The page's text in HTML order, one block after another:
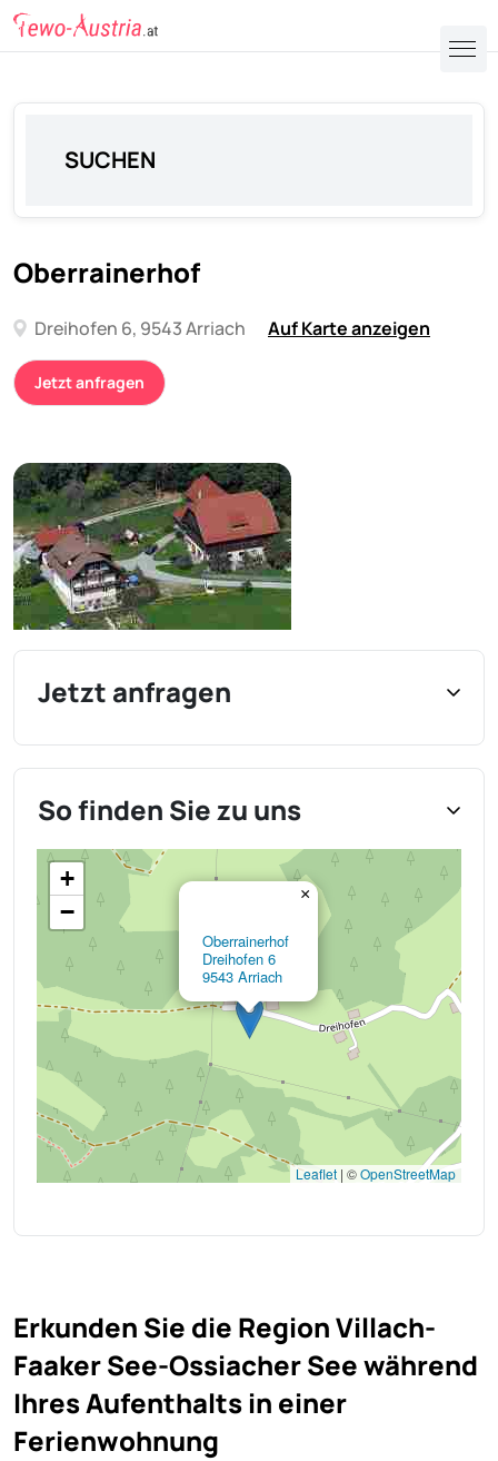
SUCHEN
Oberrainerhof
Dreihofen 6, 9543 Arriach Auf Karte anzeigen
Jetzt anfragen
Jetzt anfragen
So finden Sie zu uns
Oberrainerhof
Dreihofen 6
9543 Arriach
×
+
−
Leaflet | ©OpenStreetMap
Erkunden Sie die Region Villach-
Faaker See-Ossiacher See während
Ihres Aufenthalts in einer
Ferienwohnung